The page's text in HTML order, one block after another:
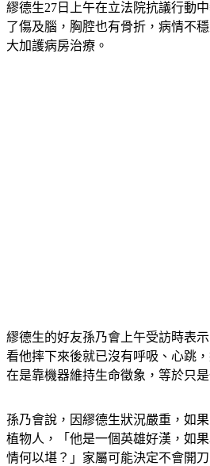
繆德生27日上午在立法院抗議行動
了傷及腦，胸腔也有骨折，病情不
大加護病房治療。
繆德生的好友孫乃會上午受訪時表
看他摔下來後就已沒有呼吸、心跳
在是靠機器維持生命徵象，等於只是
孫乃會說，因繆德生狀況嚴重，如
植物人，「他是一個英雄好漢，如
情何以堪？」家屬可能決定不會開刀